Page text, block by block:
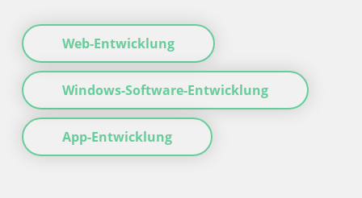
Web-Entwicklung
Windows-Software-Entwicklung
App-Entwicklung